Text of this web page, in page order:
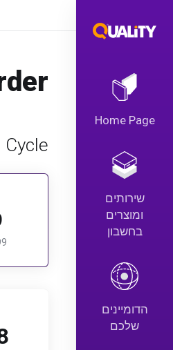
Home Page
שירותים
ומוצרים
בחשבון
הדומיינים
שלכם
Cycle